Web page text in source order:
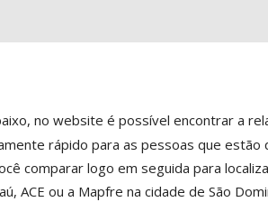
no website é possível encontrar a
rápido para as pessoas que
comparar logo em seguida para
ACE ou a Mapfre na cidade de São